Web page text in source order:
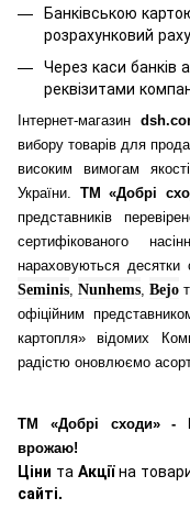
Банківською
розрахунковий
Через каси банків
реквізитами
Інтернет-магазин
вибору товарів для
високим вимогам
України. ТМ «Добрі
представників
сертифікованого
нараховуються десятки
Seminis Nunhems Bejo
офіційним
картопля» відомих
радістю оновлюємо
ТМ «Добрі сходи» -
врожаю!
Ціни та Акціїна
сайті.